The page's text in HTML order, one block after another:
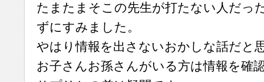
たまたまそこの先生が打たない人だっ
ずにすみました。
やはり情報を出さないおかしな話だと
お子さんお孫さんがいる方は情報を確